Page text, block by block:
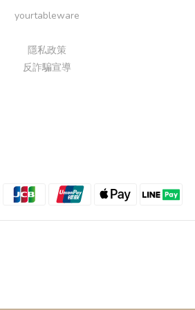
yourtableware
隱私政策
反詐騙宣導